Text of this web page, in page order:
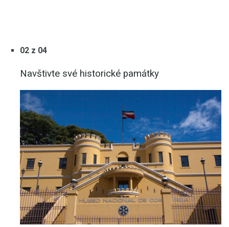
02 z 04
Navštivte své historické památky